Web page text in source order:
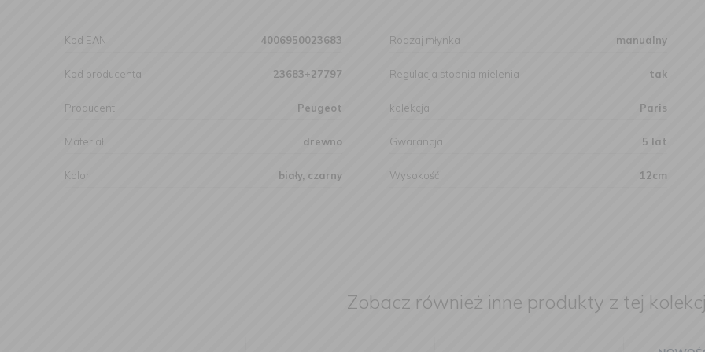
Kod EAN 4006950023683
Kod producenta 23683+27797
Producent Peugeot
Materiał drewno
Kolor biały, czarny
Rodzaj młynka manualny
Regulacja stopnia mielenia tak
kolekcja Paris
Gwarancja 5 lat
Wysokość 12cm
Zobacz również inne produkty z tej